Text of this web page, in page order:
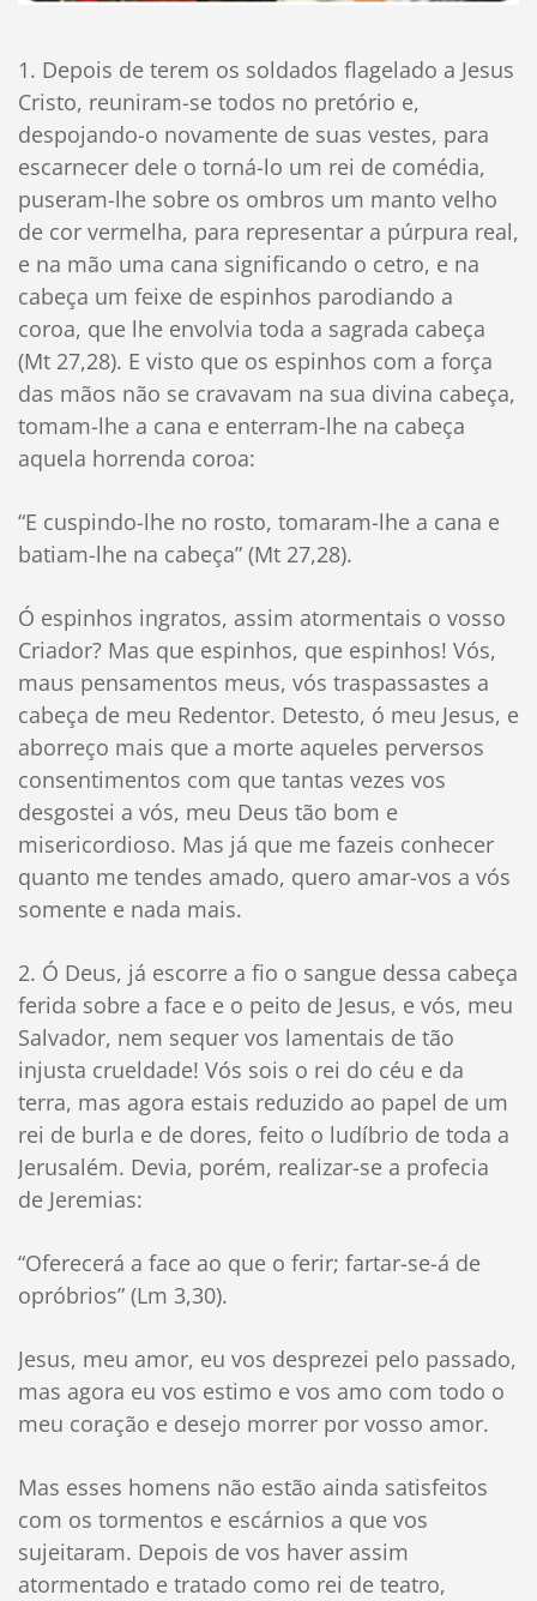
1. Depois de terem os soldados flagelado a Jesus
Cristo, reuniram-se todos no pretório e,
despojando-o novamente de suas vestes, para
escarnecer dele o torná-lo um rei de comédia,
puseram-lhe sobre os ombros um manto velho
de cor vermelha, para representar a púrpura real,
e na mão uma cana significando o cetro, e na
cabeça um feixe de espinhos parodiando a
coroa, que lhe envolvia toda a sagrada cabeça
(Mt 27,28). E visto que os espinhos com a força
das mãos não se cravavam na sua divina cabeça,
tomam-lhe a cana e enterram-lhe na cabeça
aquela horrenda coroa:
“E cuspindo-lhe no rosto, tomaram-lhe a cana e
batiam-lhe na cabeça” (Mt 27,28).
Ó espinhos ingratos, assim atormentais o vosso
Criador? Mas que espinhos, que espinhos! Vós,
maus pensamentos meus, vós traspassastes a
cabeça de meu Redentor. Detesto, ó meu Jesus, e
aborreço mais que a morte aqueles perversos
consentimentos com que tantas vezes vos
desgostei a vós, meu Deus tão bom e
misericordioso. Mas já que me fazeis conhecer
quanto me tendes amado, quero amar-vos a vós
somente e nada mais.
2. Ó Deus, já escorre a fio o sangue dessa cabeça
ferida sobre a face e o peito de Jesus, e vós, meu
Salvador, nem sequer vos lamentais de tão
injusta crueldade! Vós sois o rei do céu e da
terra, mas agora estais reduzido ao papel de um
rei de burla e de dores, feito o ludíbrio de toda a
Jerusalém. Devia, porém, realizar-se a profecia
de Jeremias:
“Oferecerá a face ao que o ferir; fartar-se-á de
opróbrios” (Lm 3,30).
Jesus, meu amor, eu vos desprezei pelo passado,
mas agora eu vos estimo e vos amo com todo o
meu coração e desejo morrer por vosso amor.
Mas esses homens não estão ainda satisfeitos
com os tormentos e escárnios a que vos
sujeitaram. Depois de vos haver assim
atormentado e tratado como rei de teatro,